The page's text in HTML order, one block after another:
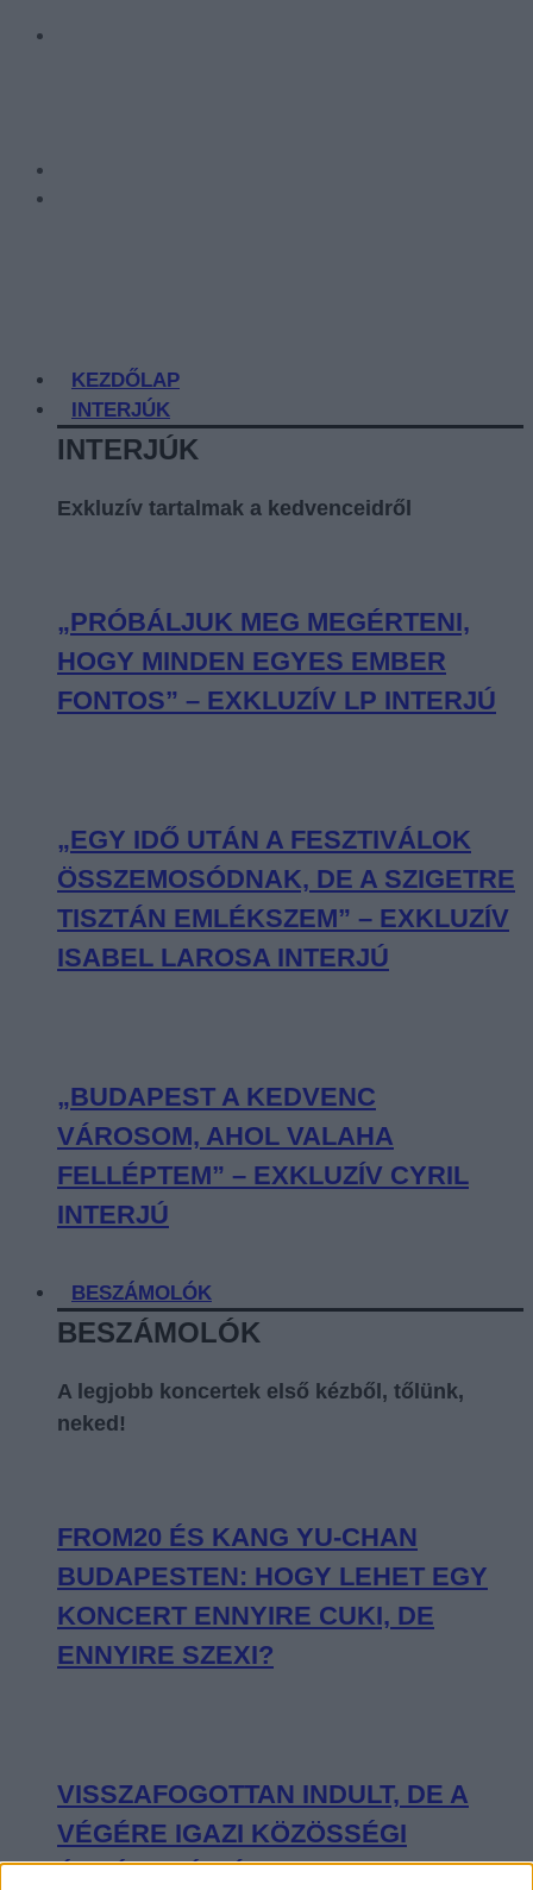
KEZDŐLAP
INTERJÚK
INTERJÚK
Exkluzív tartalmak a kedvenceidről
„PRÓBÁLJUK MEG MEGÉRTENI,
HOGY MINDEN EGYES EMBER
FONTOS” – EXKLUZÍV LP INTERJÚ
„EGY IDŐ UTÁN A FESZTIVÁLOK
ÖSSZEMOSÓDNAK, DE A SZIGETRE
TISZTÁN EMLÉKSZEM” – EXKLUZÍV
ISABEL LAROSA INTERJÚ
„BUDAPEST A KEDVENC
VÁROSOM, AHOL VALAHA
FELLÉPTEM” – EXKLUZÍV CYRIL
INTERJÚ
BESZÁMOLÓK
BESZÁMOLÓK
A legjobb koncertek első kézből, tőlünk,
neked!
FROM20 ÉS KANG YU-CHAN
BUDAPESTEN: HOGY LEHET EGY
KONCERT ENNYIRE CUKI, DE
ENNYIRE SZEXI?
VISSZAFOGOTTAN INDULT, DE A
VÉGÉRE IGAZI KÖZÖSSÉGI
ÉLMÉNNYÉ VÁLT SEAL BUDAPESTI